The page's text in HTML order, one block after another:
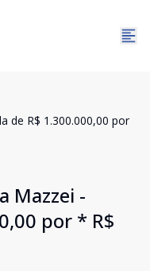
de R$ 1.300.000,00 por
Mazzei -
por * R$